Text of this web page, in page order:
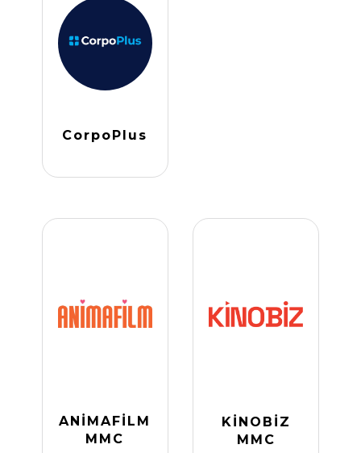
CorpoPlus
ANİMAFİLM
MMC
KİNOBİZ
MMC